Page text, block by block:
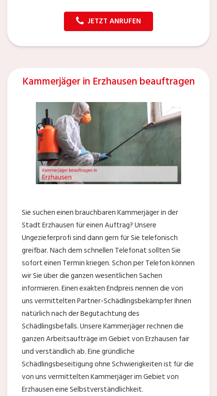
JETZT ANRUFEN
Kammerjäger in Erzhausen beauftragen
Sie suchen einen brauchbaren Kammerjäger in der
Stadt Erzhausen für einen Auftrag? Unsere
Ungezieferprofi sind dann gern für Sie telefonisch
greifbar. Nach dem schnellen Telefonat sollten Sie
sofort einen Termin kriegen. Schon per Telefon können
wir Sie über die ganzen wesentlichen Sachen
informieren. Einen exakten Endpreis nennen die von
uns vermittelten Partner-Schädlingsbekämpfer Ihnen
natürlich nach der Begutachtung des
Schädlingsbefalls. Unsere Kammerjäger rechnen die
ganzen Arbeitsaufträge im Gebiet von Erzhausen fair
und verständlich ab. Eine gründliche
Schädlingsbeseitigung ohne Schwierigkeiten ist für die
von uns vermittelten Kammerjäger im Gebiet von
Erzhausen eine Selbstverständlichkeit.